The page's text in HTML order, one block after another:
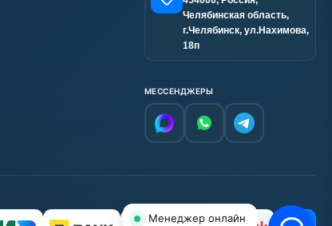
Челябинская область,
г.Челябинск, ул.Нахимова,
18п
МЕССЕНДЖЕРЫ
Менеджер онлайн